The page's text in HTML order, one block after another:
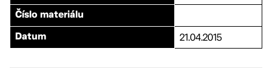
Číslo materiálu
Datum 21.04.2015